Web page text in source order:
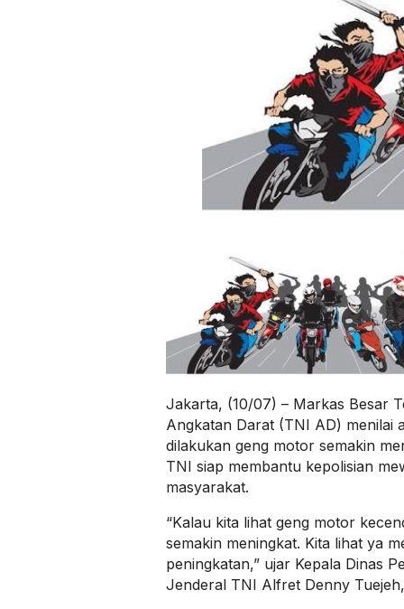
Jakarta, (10/07) – Markas Besar
Angkatan Darat (TNI AD) menilai
dilakukan geng motor semakin
TNI siap membantu kepolisian
masyarakat.
“Kalau kita lihat geng motor
semakin meningkat. Kita lihat ya
peningkatan,” ujar Kepala Dinas
Jenderal TNI Alfret Denny